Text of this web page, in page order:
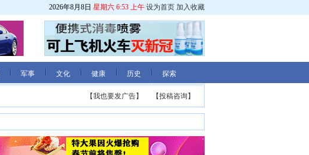
2026年8月8日 星期六 6:53 上午 设为首页 加入收藏
军事 文化 健康 历史 探索
【投稿咨询】
【我也要发广告】